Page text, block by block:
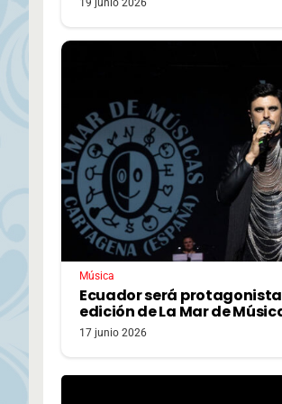
19 junio 2026
Música
Ecuador será
edición de La Mar de
17 junio 2026